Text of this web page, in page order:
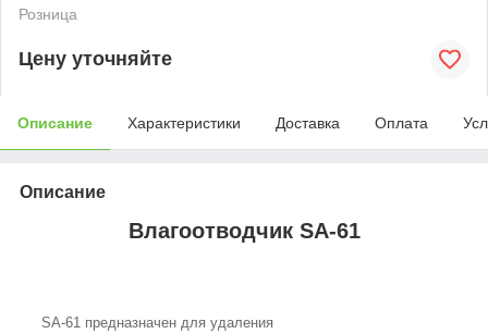
Розница
Цену уточняйте
Описание Характеристики Доставка Оплата
Описание
Влагоотводчик SA-61
SA-61 предназначен для удаления